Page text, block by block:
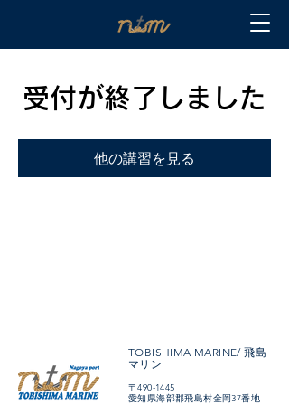
受付が終了しました
他の講習を見る
TOBISHIMA MARINE/ 飛島
マリン
〒490-1445
愛知県海部郡飛島村金岡37番地